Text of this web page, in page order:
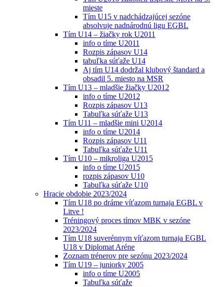
mieste
Tím U15 v nadchádzajúcej sezóne
absolvuje nadnárodnú ligu EGBL
Tím U14 – žiačky rok U2011
info o tíme U2011
Rozpis zápasov U14
tabuľka súťaže U14
Aj tím U14 dodržal klubový štandard a
obsadil 5. miesto na MSR
Tím U13 – mladšie žiačky U2012
info o tíme U2012
Rozpis zápasov U13
Tabuľka súťaže U13
Tím U11 – mladšie mini U2014
info o tíme U2014
Rozpis zápasov U11
Tabuľka súťaže U11
Tím U10 – mikroliga U2015
info o tíme U2015
rozpis zápasov U10
Tabuľka súťaže U10
Hracie obdobie 2023/2024
Tím U18 po dráme víťazom turnaja EGBL v
Litve !
Tréningový proces tímov MBK v sezóne
2023/2024
Tím U18 suverénnym víťazom turnaja EGBL
U18 v Diplomat Aréne
Zoznam trénerov pre sezónu 2023/2024
Tím U19 – juniorky 2005
info o tíme U2005
Tabuľka súťaže